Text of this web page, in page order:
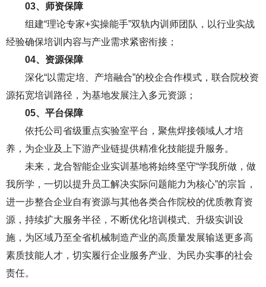
03、 师资保障
组建“理论专家+实操能手”双轨内训师团队，以行业实战
经验确保培训内容与产业需求紧密衔接；
04、 资源保障
深化“以需定培、产培融合”的校企合作模式，联合院校资
源拓宽培训路径，为基地发展注入多元资源；
05、 平台保障
依托公司省级重点实验室平台，聚焦焊接领域人才培
养，为企业及上下游产业链提供精准化技能提升服务。
未来，龙合智能企业实训基地将始终坚守“学我所做，做
我所学，一切以提升员工解决实际问题能力为核心”的宗旨，
进一步整合企业自有资源与其他各类合作院校的优质教育资
源，持续扩大服务半径，不断优化培训模式、升级实训设
施，为区域乃至全省机械制造产业的高质量发展输送更多高
素质技能人才，切实履行企业服务产业、为民办实事的社会
责任。